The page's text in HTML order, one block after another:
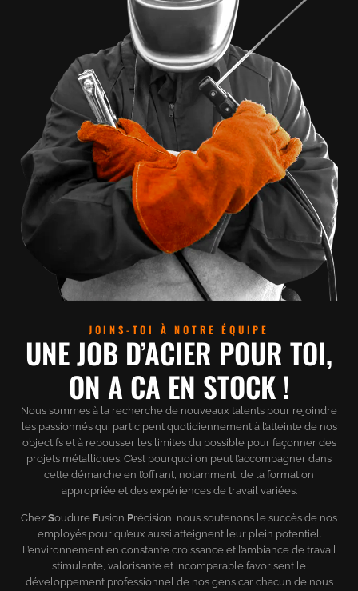
JOINS-TOI À NOTRE ÉQUIPE
UNE JOB D’ACIER POUR TOI,
ON A CA EN STOCK !
Nous sommes à la recherche de nouveaux talents pour rejoindre
les passionnés qui participent quotidiennement à l’atteinte de nos
objectifs et à repousser les limites du possible pour façonner des
projets métalliques. C’est pourquoi on peut t’accompagner dans
cette démarche en t’offrant, notamment, de la formation
appropriée et des expériences de travail variées.
Chez Soudure Fusion Précision, nous soutenons le succès de nos
employés pour qu’eux aussi atteignent leur plein potentiel.
L’environnement en constante croissance et l’ambiance de travail
stimulante, valorisante et incomparable favorisent le
développement professionnel de nos gens car chacun de nous